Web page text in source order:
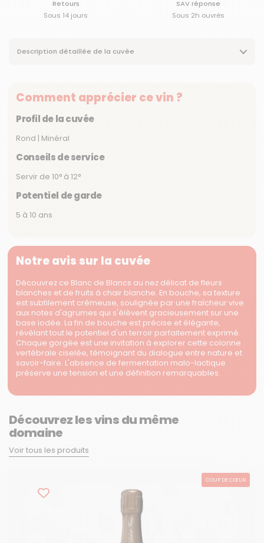
Retours
Sous 14 jours
SAV réponse
Sous 2h ouvrés
Description détaillée de la cuvée
Comment apprécier ce vin ?
Profil de la cuvée
Rond | Minéral
Conseils de service
Servir de 10° à 12°
Potentiel de garde
5 à 10 ans
Notre avis sur la cuvée
Découvrez ce Blanc de Blancs au nez délicat de fleurs
blanches et de fruits à chair blanche. En bouche, sa texture
est subtilement crémeuse, soulignée par une fraîcheur vive
aux notes d'agrumes qui s'élèvent gracieusement sur une
base iodée. La fin de bouche est précise et élégante,
révélant tout le potentiel d'un terroir parfaitement exprimé.
Chaque gorgée est une invitation à explorer cette colonne
vertébrale ciselée, témoignant du dialogue entre nature et
savoir-faire. L'absence de fermentation malo-lactique
préserve une tension et une définition remarquables.
Découvrez les vins du même
domaine
Voir tous les produits
COUP DE CŒUR